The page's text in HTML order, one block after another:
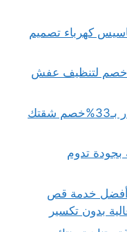
كهرباء تصميم
اثاث بالرياض 50% خصم لتنظيف عفش
شركة تنظيف شقق بالرياض بالبخار بـ33%خصم شقتك
بجودة تدوم
أفضل خدمة قص
بدون تكسير